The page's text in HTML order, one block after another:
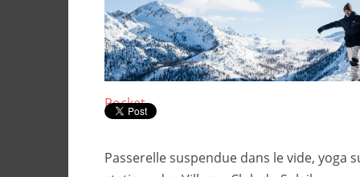
Pocket
Passerelle suspendue dans le vide, yoga